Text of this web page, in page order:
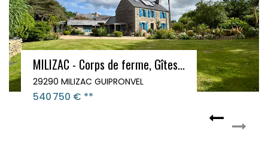
Maison Plouzane 7 pièces 108 m2
29280 PLOUZANE
268 000 €**